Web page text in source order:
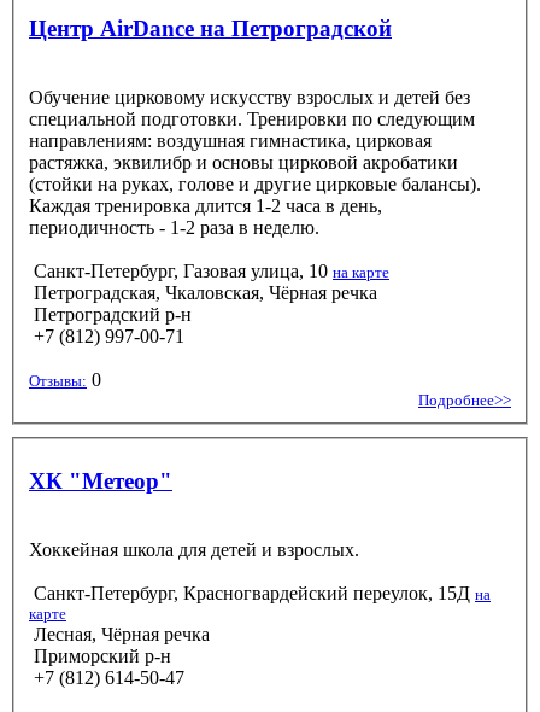
Центр AirDance на Петроградской
Обучение цирковому искусству взрослых и детей без
специальной подготовки. Тренировки по следующим
направлениям: воздушная гимнастика, цирковая
растяжка, эквилибр и основы цирковой акробатики
(стойки на руках, голове и другие цирковые балансы).
Каждая тренировка длится 1-2 часа в день,
периодичность - 1-2 раза в неделю.
Санкт-Петербург, Газовая улица, 10 на карте
Петроградская, Чкаловская, Чёрная речка
Петроградский р-н
+7 (812) 997-00-71
Отзывы: 0
Подробнее>>
ХК "Метеор"
Хоккейная школа для детей и взрослых.
Санкт-Петербург, Красногвардейский переулок, 15Д на
карте
Лесная, Чёрная речка
Приморский р-н
+7 (812) 614-50-47